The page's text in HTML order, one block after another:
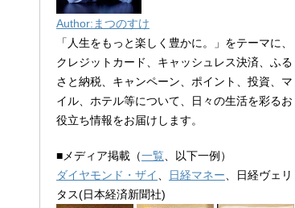
Author:まつのすけ
「人生をもっと楽しく豊かに。」をテーマに、
クレジットカード、キャッシュレス決済、ふる
さと納税、キャンペーン、ポイント、投資、マ
イル、ホテル等について、日々の生活を彩るお
役立ち情報をお届けします。
■メディア掲載（一覧 、以下一例）
ダイヤモンド・ザイ
日経マネー 、日経ヴェリ
タス(日本経済新聞社)